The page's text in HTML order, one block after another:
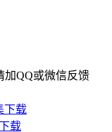
加QQ或微信反馈
下载
载